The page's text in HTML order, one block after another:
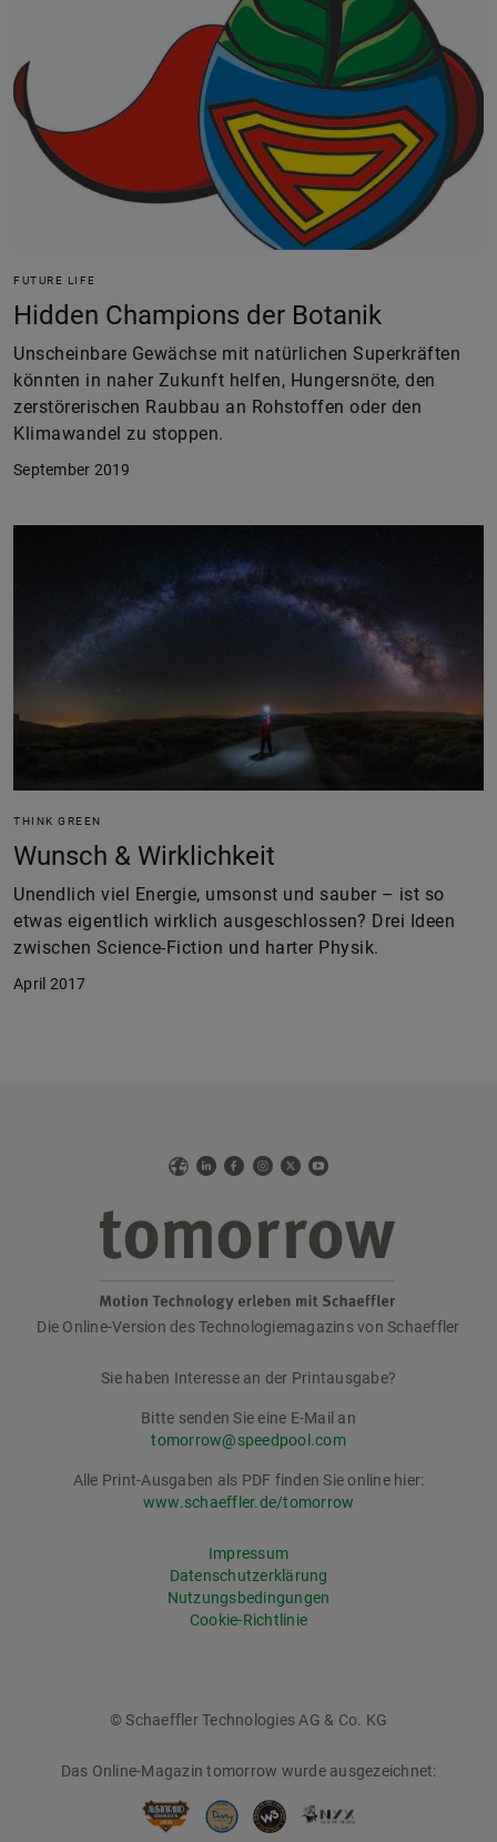
FUTURE LIFE
Hidden Champions der Botanik
Unscheinbare Gewächse mit natürlichen Superkräften
könnten in naher Zukunft helfen, Hungersnöte, den
zerstörerischen Raubbau an Rohstoffen oder den
Klimawandel zu stoppen.
September 2019
THINK GREEN
Wunsch & Wirklichkeit
Unendlich viel Energie, umsonst und sauber – ist so
etwas eigentlich wirklich ausgeschlossen? Drei Ideen
zwischen Science-Fiction und harter Physik.
April 2017
WebLinkedIn
Facebook
Instagram
X YouTube
tomorrow
Die Online-Version des Technologiemagazins von Schaeffler
Sie haben Interesse an der Printausgabe?
Bitte senden Sie eine E-Mail an
tomorrow@speedpool.com
Alle Print-Ausgaben als PDF finden Sie online hier:
www.schaeffler.de/tomorrow
Impressum
Datenschutzerklärung
Nutzungsbedingungen
Cookie-Richtlinie
© Schaeffler Technologies AG & Co. KG
Das Online-Magazin tomorrow wurde ausgezeichnet: